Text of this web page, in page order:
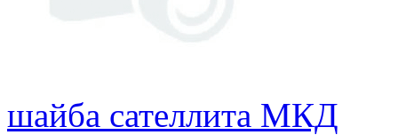
шайба сателлита МКД